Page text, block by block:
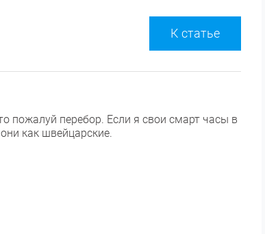
К статье
пожалуй перебор. Если я свои смарт часы в
как швейцарские.